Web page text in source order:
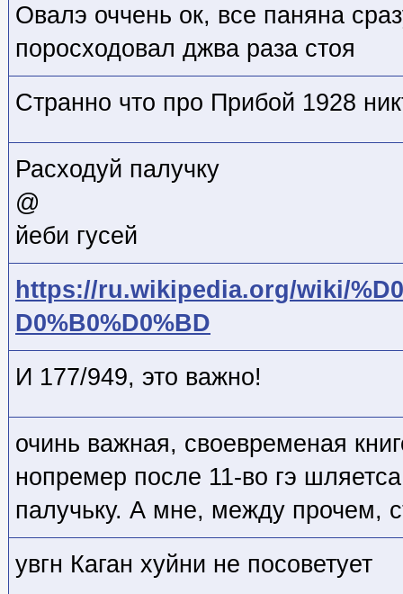
Овалэ оччень ок, все паняна
поросходовал джва раза стоя
Странно что про Прибой 1928
Расходуй палучку
@
йеби гусей
https://ru.wikipedia.org/wiki/
D0%B0%D0%BD
И 177/949, это важно!
очинь важная, своевременая
нопремер после 11-во гэ шляетса
палучьку. А мне, между прочем,
увгн Каган хуйни не посоветует